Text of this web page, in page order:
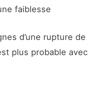
faiblesse
d’une rupture de
plus probable avec